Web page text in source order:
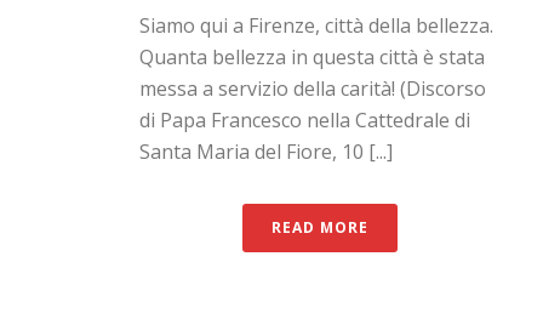
Siamo qui a Firenze, città della bellezza.
Quanta bellezza in questa città è stata
messa a servizio della carità! (Discorso
di Papa Francesco nella Cattedrale di
Santa Maria del Fiore, 10 [...]
READ MORE